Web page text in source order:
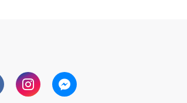
InstagramMessenger